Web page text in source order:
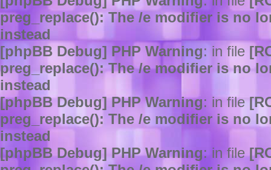
preg_replace(): The /e modifier is no
instead
[phpBB Debug] PHP Warning: in file
preg_replace(): The /e modifier is no
instead
[phpBB Debug] PHP Warning: in file
preg_replace(): The /e modifier is no
instead
[phpBB Debug] PHP Warning: in file